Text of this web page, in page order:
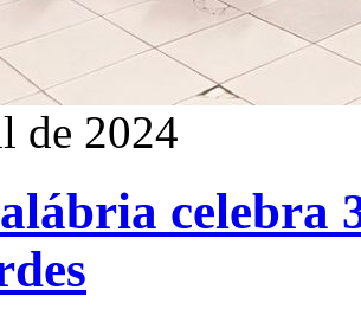
de 2024
celebra